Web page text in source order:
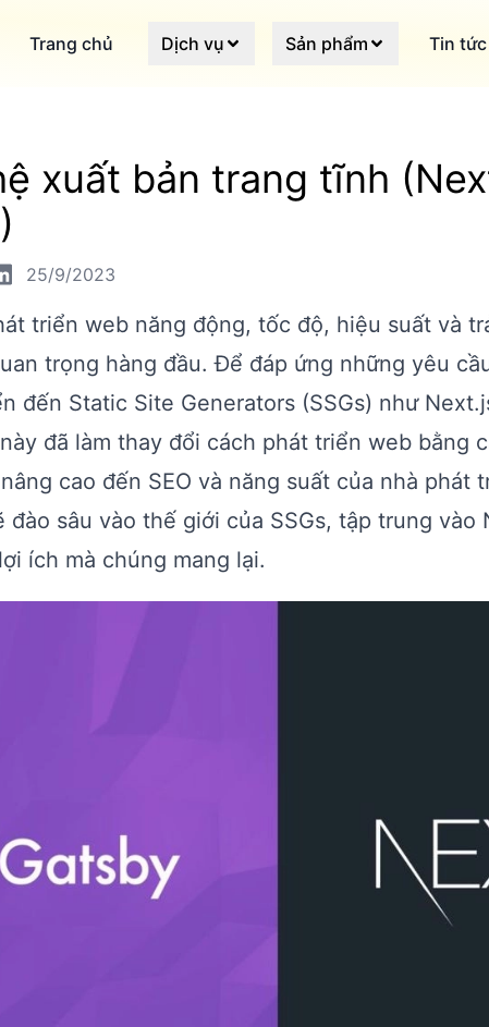
Trang chủ Dịch vụ Sản phẩm Tin tức
xuất bản trang tĩnh
25/9/2023
triển web năng động, tốc độ, hiệu suất và
trọng hàng đầu. Để đáp ứng những yêu
đến Static Site Generators (SSGs) như
đã làm thay đổi cách phát triển web bằng
cao đến SEO và năng suất của nhà phát
đào sâu vào thế giới của SSGs, tập trung vào
ích mà chúng mang lại.